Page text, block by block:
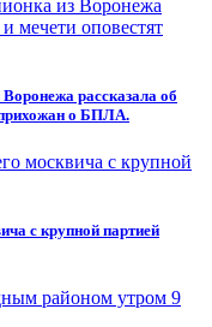
рассказала об
о БПЛА.
с крупной партией